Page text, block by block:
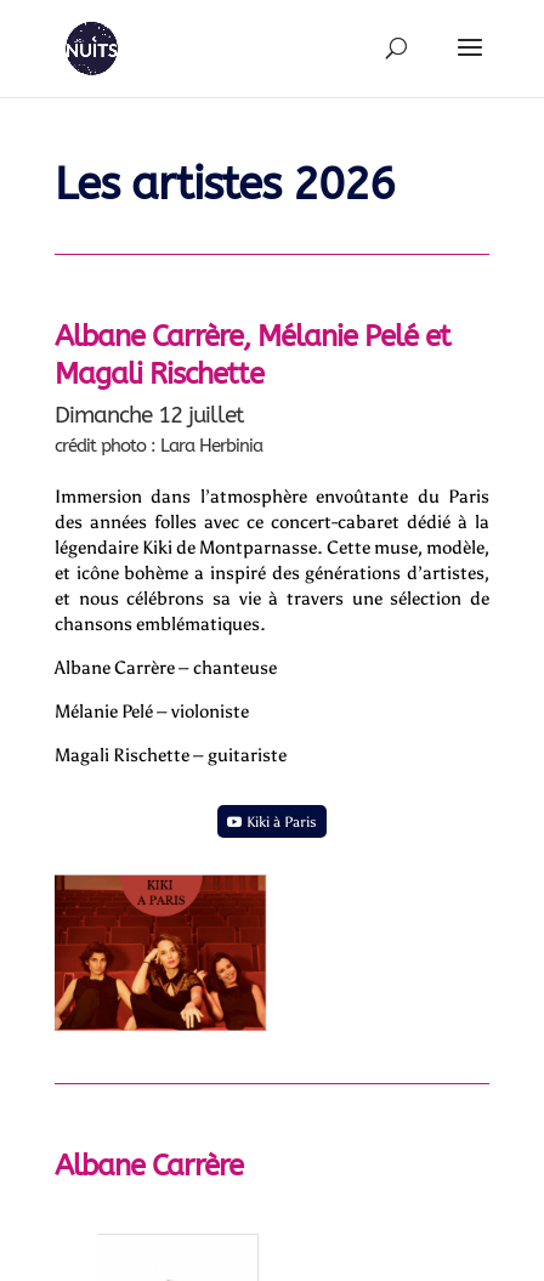
Les artistes 2026
Albane Carrère, Mélanie Pelé et
Magali Rischette
Dimanche 12 juillet
crédit photo : Lara Herbinia
Immersion dans l’atmosphère envoûtante du Paris
des années folles avec ce concert-cabaret dédié à la
légendaire Kiki de Montparnasse. Cette muse, modèle,
et icône bohème a inspiré des générations d’artistes,
et nous célébrons sa vie à travers une sélection de
chansons emblématiques.
Albane Carrère – chanteuse
Mélanie Pelé – violoniste
Magali Rischette – guitariste
Kiki à Paris
Albane Carrère